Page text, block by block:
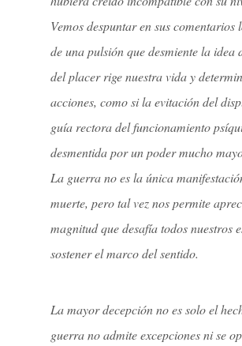
Vemos despuntar en sus comentarios
de una pulsión que desmiente la idea
del placer rige nuestra vida y
acciones, como si la evitación del
guía rectora del funcionamiento
desmentida por un poder mucho
La guerra no es la única
muerte, pero tal vez nos permite
magnitud que desafía todos nuestros
sostener el marco del sentido.
La mayor decepción no es solo el
guerra no admite excepciones ni se